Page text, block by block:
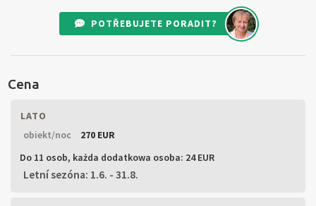
POTŘEBUJETE PORADIT?
Cena
LATO
obiekt/noc
270 EUR
Do 11 osob, każda dodatkowa osoba: 24 EUR
Letní sezóna: 1.6. - 31.8.